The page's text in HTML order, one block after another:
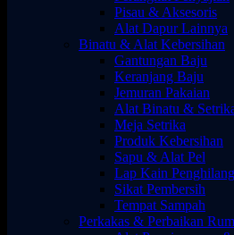
Pisau & Aksesoris
Alat Dapur Lainnya
Binatu & Alat Kebersihan
Gantungan Baju
Keranjang Baju
Jemuran Pakaian
Alat Binatu &
Meja Setrika
Produk Kebersihan
Sapu & Alat Pel
Lap Kain
Sikat Pembersih
Tempat Sampah
Perkakas & Perbaikan